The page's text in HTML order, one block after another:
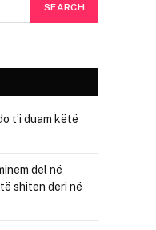
t’i duam këtë
del në
shiten deri në